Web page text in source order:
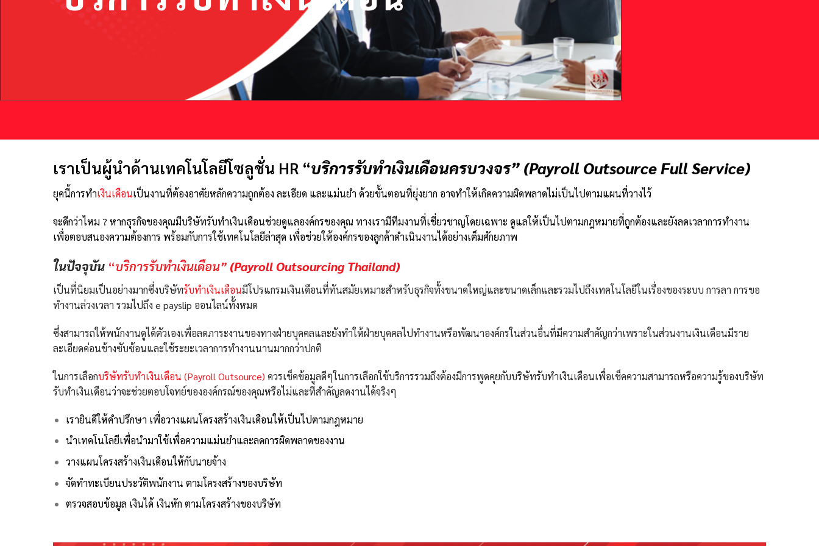
เราเป็นผู้นำด้านเทคโนโลยีโซลูชั่น HR “บริการรับทำเงินเดือนครบวงจร” (Payroll Outsource Full Service)
ยุคนี้การทำเงินเดือนเป็นงานที่ต้องอาศัยหลักความถูกต้อง ละเอียด และแม่นยำ ด้วยขั้นตอนที่ยุ่งยาก อาจทำให้เกิดความผิดพลาดไม่เป็นไปตามแผนที่วางไว้
จะดีกว่าไหม ? หากธุรกิจของคุณมีบริษัทรับทำเงินเดือนช่วยดูแลองค์กรของคุณ ทางเรามีทีมงานที่เชี่ยวชาญโดยเฉพาะ ดูแลให้เป็นไปตามกฎหมายที่ถูกต้องและยังลดเวลาการทำงาน
เพื่อตอบสนองความต้องการ พร้อมกับการใช้เทคโนโลยีล่าสุด เพื่อช่วยให้องค์กรของลูกค้าดำเนินงานได้อย่างเต็มศักยภาพ
ในปัจจุบัน “บริการรับทำเงินเดือน” (Payroll Outsourcing Thailand)
เป็นที่นิยมเป็นอย่างมากซึ่งบริษัทรับทำเงินเดือนมีโปรแกรมเงินเดือนที่ทันสมัยเหมาะสำหรับธุรกิจทั้งขนาดใหญ่และขนาดเล็กและรวมไปถึงเทคโนโลยีในเรื่องของระบบ การลา การขอ
ทำงานล่วงเวลา รวมไปถึง e payslip ออนไลน์ทั้งหมด
ซึ่งสามารถให้พนักงานดูได้ตัวเองเพื่อลดภาระงานของทางฝ่ายบุคคลและยังทำให้ฝ่ายบุคคลไปทำงานหรือพัฒนาองค์กรในส่วนอื่นที่มีความสำคัญกว่าเพราะในส่วนงานเงินเดือนมีราย
ละเอียดค่อนข้างซับซ้อนและใช้ระยะเวลาการทำงานนานมากกว่าปกติ
ในการเลือกบริษัทรับทำเงินเดือน (Payroll Outsource) ควรเช็คข้อมูลดีๆในการเลือกใช้บริการรวมถึงต้องมีการพูดคุยกับบริษัทรับทำเงินเดือนเพื่อเช็คความสามารถหรือความรู้ของบริษัท
รับทำเงินเดือนว่าจะช่วยตอบโจทย์ขององค์กรณ์ของคุณหรือไม่และที่สำคัญลดงานได้จริงๆ
เรายินดีให้คำปรึกษา เพื่อวางแผนโครงสร้างเงินเดือนให้เป็นไปตามกฎหมาย
นำเทคโนโลยีเพื่อนำมาใช้เพื่อความแม่นยำและลดการผิดพลาดของงาน
วางแผนโครงสร้างเงินเดือนให้กับนายจ้าง
จัดทำทะเบียนประวัติพนักงาน ตามโครงสร้างของบริษัท
ตรวจสอบข้อมูล เงินได้ เงินหัก ตามโครงสร้างของบริษัท